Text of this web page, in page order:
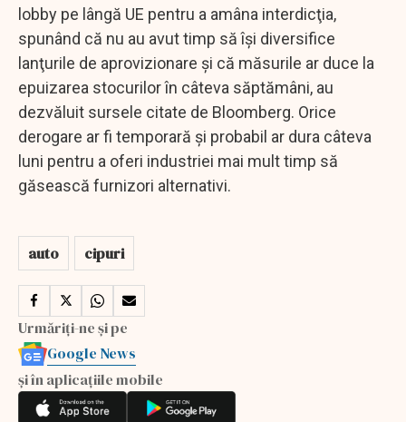
lobby pe lângă UE pentru a amâna interdicţia,
spunând că nu au avut timp să îşi diversifice
lanţurile de aprovizionare şi că măsurile ar duce la
epuizarea stocurilor în câteva săptămâni, au
dezvăluit sursele citate de Bloomberg. Orice
derogare ar fi temporară şi probabil ar dura câteva
luni pentru a oferi industriei mai mult timp să
găsească furnizori alternativi.
auto cipuri
Urmăriți-ne și pe
Google News
și în aplicațiile mobile